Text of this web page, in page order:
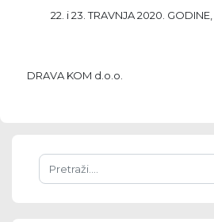
22. i 23. TRAVNJA 2020.
DRAVA KOM d.o.o.